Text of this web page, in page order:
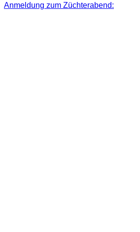
Anmeldung zum Züchterabend: